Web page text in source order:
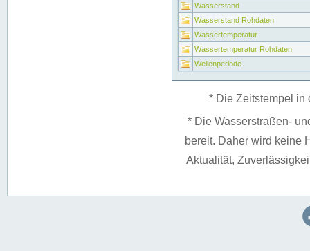
Wasserstand
Wasserstand Rohdaten
Wassertemperatur
Wassertemperatur Rohdaten
Wellenperiode
* Die Zeitstempel in
* Die Wasserstraßen-
bereit. Daher wird keine
Aktualität,